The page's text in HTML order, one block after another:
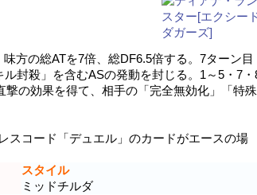
方の総ATを7倍、総DF6.5倍する。7ターン目
封殺」を含むASの発動を封じる。1～5・7・
の効果を得て、相手の「完全無効化」「特殊
スコード「デュエル」のカードがエースの場
スタイル
ミッドチルダ